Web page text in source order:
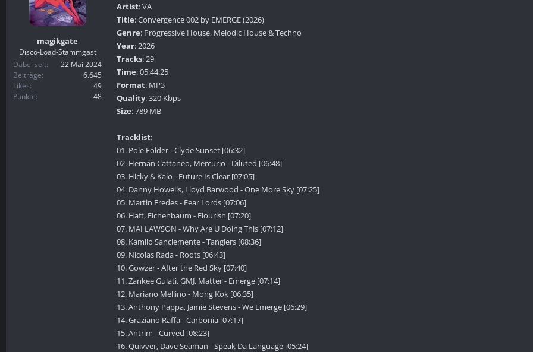
magikgate
Disco-Load-Stammgast
Dabei seit
22 Mai 2024
Beiträge
6.645
Likes
49
Punkte
48
Artist: VA
Title: Convergence 002 by EMERGE (2026)
Genre: Progressive House, Melodic House & Techno
Year: 2026
Tracks: 29
Time: 05:44:25
Format: MP3
Quality: 320 Kbps
Size: 789 MB
Tracklist:
01. Pole Folder - Clyde Sunset [06:32]
02. Hernán Cattaneo, Mercurio - Diluted [06:48]
03. Hicky & Kalo - Future Is Clear [07:05]
04. Danny Howells, Lloyd Barwood - One More Sky [07:25]
05. Martin Fredes - Fear Lords [07:06]
06. Haft, Eichenbaum - Flourish [07:20]
07. MAI LAWSON - Why Are U Doing This [07:12]
08. Kamilo Sanclemente - Tangiers [08:36]
09. Nicolas Rada - Roots [06:43]
10. Gowzer - After the Red Sky [07:40]
11. Zankee Gulati, GMJ, Matter - Emerge [07:14]
12. Mariano Mellino - Mong Kok [06:35]
13. Anthony Pappa, Jamie Stevens - We Emerge [06:29]
14. Graziano Raffa - Carbonia [07:17]
15. Antrim - Curved [08:23]
16. Quivver, Dave Seaman - Speak Da Language [05:24]